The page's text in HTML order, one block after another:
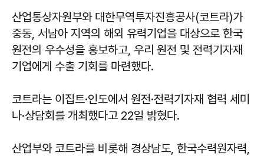
산업통상자원부와 대한무역투자진흥공사(코트라)가
중동, 서남아 지역의 해외 유력기업을 대상으로 한국
원전의 우수성을 홍보하고, 우리 원전 및 전력기자재
기업에게 수출 기회를 마련했다.
코트라는 이집트·인도에서 원전·전력기자재 협력 세미
나·상담회를 개최했다고 22일 밝혔다.
산업부와 코트라를 비롯해 경상남도, 한국수력원자력,